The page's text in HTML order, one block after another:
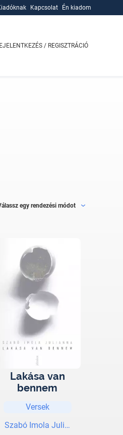
Kapcsolat Én kiadom
/ REGISZTRÁCIÓ
egy rendezési módot
Lakása van
bennem
Versek
Szabó Imola Julianna